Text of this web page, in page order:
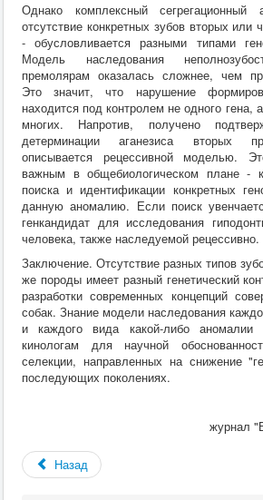
Однако комплексный
отсутствие конкретных зубов вторых или
- обусловливается разными типами
Модель наследования
премолярам оказалась сложнее, чем
Это значит, что нарушение
находится под контролем не одного гена,
многих. Напротив, получено
детерминации аганезиса вторых
описывается рецессивной моделью.
важным в общебиологическом плане -
поиска и идентификации конкретных
данную аномалию. Если поиск
генкандидат для исследования
человека, также наследуемой рецессивно.
Заключение. Отсутствие разных типов
же породы имеет разный генетический
разработки современных концепций
собак. Знание модели наследования
и каждого вида какой-либо аномалии
кинологам для научной
селекции, направленных на снижение
последующих поколениях.
журнал
Назад